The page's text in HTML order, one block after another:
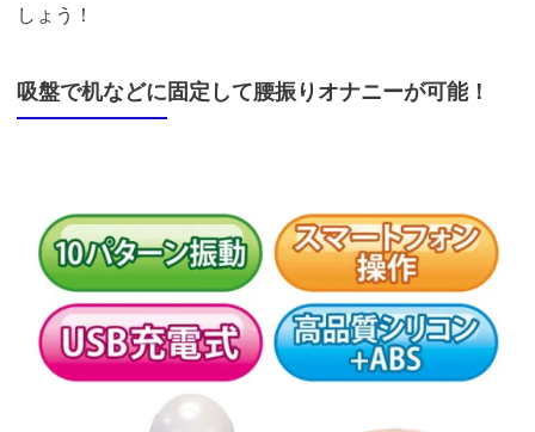
しょう！
吸盤で机などに固定して腰振りオナニーが可能！